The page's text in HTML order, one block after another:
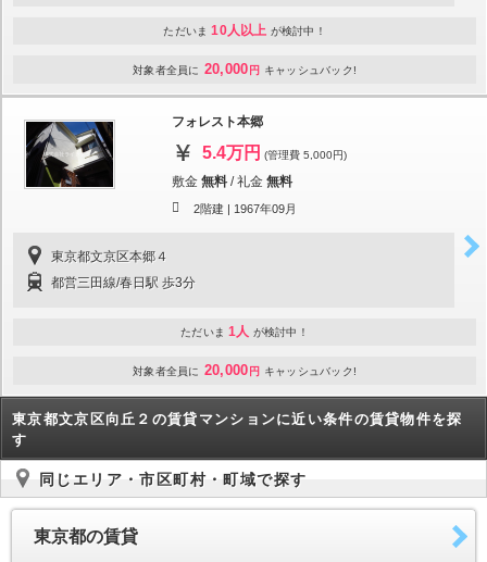
ただいま 10人以上 が検討中！
対象者全員に 20,000 円 キャッシュバック!
フォレスト本郷
5.4万円 (管理費 5,000円)
敷金 無料 /礼金 無料
2階建 | 1967年09月
東京都文京区本郷４
都営三田線/春日駅 歩3分
ただいま 1人 が検討中！
対象者全員に 20,000 円 キャッシュバック!
東京都文京区向丘２の賃貸マンションに近い条件の賃貸物件を探
す
同じエリア・市区町村・町域で探す
東京都の賃貸